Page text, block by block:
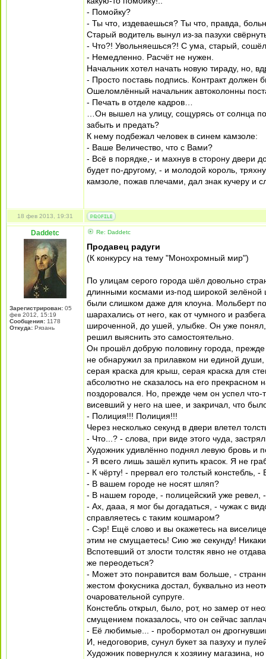
- Помойку?
- Ты что, издеваешься? Ты что, правда,
Старый водитель вынул из-за пазухи
- Что?! Увольняешься?! С ума, старый,
- Немедленно. Расчёт не нужен.
Начальник хотел начать новую тираду, но,
- Просто поставь подпись. Контракт должен
Ошеломлённый начальник автоколонны
- Печать в отделе кадров…
…Он вышел на улицу, сощурясь от солнца
забыть и предать?
К нему подбежал человек в синем камзоле:
- Ваше Величество, что с Вами?
- Всё в порядке,- и махнув в сторону двери
будет по-другому, - и молодой король,
камзоле, пожав плечами, дал знак кучеру и
18 фев 2013, 19:31
Daddetc
Зарегистрирован: 05
фев 2012, 15:19
Сообщения: 1178
Откуда: Рязань
Re: Daddetc
Продавец радуги
(К конкурсу на тему "Монохромный мир")
По улицам серого города шёл довольно
длинными космами из-под широкой зелёной
были слишком даже для клоуна. Мольберт
шарахались от него, как от чумного и
широченной, до ушей, улыбке. Он уже понял,
решил выяснить это самостоятельно.
Он прошёл добрую половину города,
не обнаружил за прилавком ни единой
серая краска для крыш, серая краска для
абсолютно не сказалось на его прекрасном
поздоровался. Но, прежде чем он успел что-
висевший у него на шее, и закричал, что
- Полиция!!! Полиция!!!
Через несколько секунд в двери влетел
- Что...? - слова, при виде этого чуда,
Художник удивлённо поднял левую бровь и
- Я всего лишь зашёл купить красок. Я не
- К чёрту! - прервал его толстый констебль,
- В вашем городе не носят шляп?
- В нашем городе, - полицейский уже ревел,
- Ах, дааа, я мог бы догадаться, - чужак с
справляетесь с таким кошмаром?
- Сэр! Ещё слово и вы окажетесь на
этим не смущаетесь! Сию же секунду!
Вспотевший от злости толстяк явно не
же переодеться?
- Может это понравится вам больше, -
жестом фокусника достал, буквально из
очаровательной супруге.
Констебль открыл, было, рот, но замер от
смущением показалось, что он сейчас
- Её любимые... - пробормотал он
И, недоговорив, сунул букет за пазуху и
Художник повернулся к хозяину магазина,